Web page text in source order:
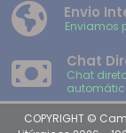
Envio
Enviamos
Chat
Chat
COPYRIGHT ©